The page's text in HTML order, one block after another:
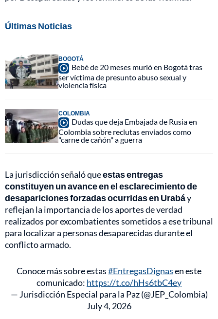
Últimas Noticias
BOGOTÁ
Bebé de 20 meses murió en Bogotá tras
ser víctima de presunto abuso sexual y
violencia física
COLOMBIA
Dudas que deja Embajada de Rusia en
Colombia sobre reclutas enviados como
"carne de cañón" a guerra
La jurisdicción señaló queestas entregas
constituyen un avance en el esclarecimiento de
desapariciones forzadas ocurridas en Urabáy
reflejan la importancia de los aportes de verdad
realizados por excombatientes sometidos a ese tribunal
para localizar a personas desaparecidas durante el
conflicto armado.
Conoce más sobre estas#EntregasDignasen este
comunicado: https://t.co/hHs6tbC4ey
— Jurisdicción Especial para la Paz (@JEP_Colombia)
July 4, 2026